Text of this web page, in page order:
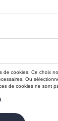
Ce